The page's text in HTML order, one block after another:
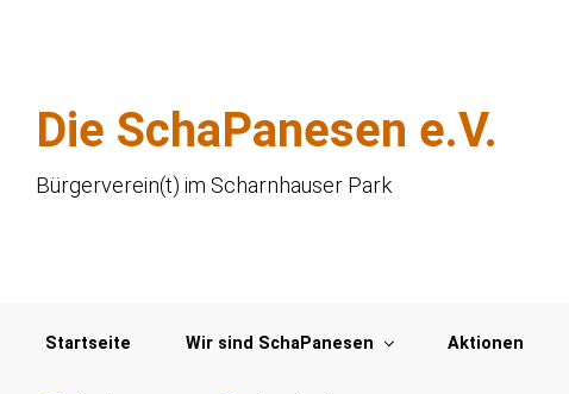
Die SchaPanesen e.V.
Bürgerverein(t) im Scharnhauser Park
Startseite Wir sind SchaPanesen Aktionen